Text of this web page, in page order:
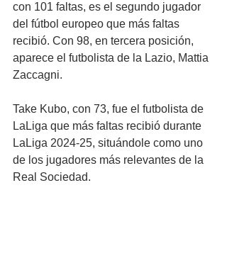
con 101 faltas, es el segundo jugador
del fútbol europeo que más faltas
recibió. Con 98, en tercera posición,
aparece el futbolista de la Lazio, Mattia
Zaccagni.
Take Kubo, con 73, fue el futbolista de
LaLiga que más faltas recibió durante
LaLiga 2024-25, situándole como uno
de los jugadores más relevantes de la
Real Sociedad.